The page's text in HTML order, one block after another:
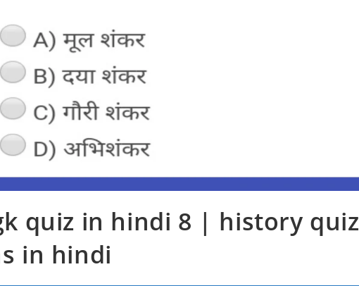
quiz in hindi 8 | history quiz
in hindi